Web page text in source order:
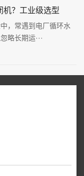
机？工业级选型
，常遇到电厂循环水
略长期运···